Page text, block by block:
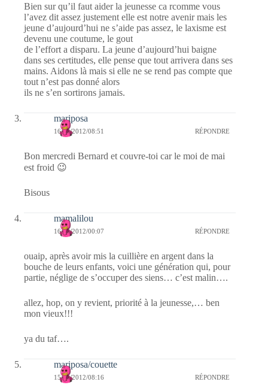
Bien sur qu’il faut aider la jeunesse ca rcomme vous
l’avez dit assez justement elle est notre avenir mais les
jeune d’aujourd’hui ne s’aide pas assez, le laxisme est
devenu une coutume, le gout
de l’effort a disparu. La jeune d’aujourd’hui baigne
dans ses certitudes, elle pense que tout arrivera dans ses
mains. Aidons là mais si elle ne se rend pas compte que
tout n’est pas donné alors
ils ne s’en sortirons jamais.
mariposa
16/05/2012/08:51 RÉPONDRE
Bon mercredi Bernard et couvre-toi car le moi de mai
est froid 😉
Bisous
mamalilou
16/05/2012/00:07 RÉPONDRE
ouaip, après avoir mis la cuillière en argent dans la
bouche de leurs enfants, voici une génération qui, pour
partie, néglige de s’occuper des siens… c’est malin….
allez, hop, on y revient, priorité à la jeunesse,… ben
mon vieux!!!
ya du taf….
mariposa/couette
15/05/2012/08:16 RÉPONDRE